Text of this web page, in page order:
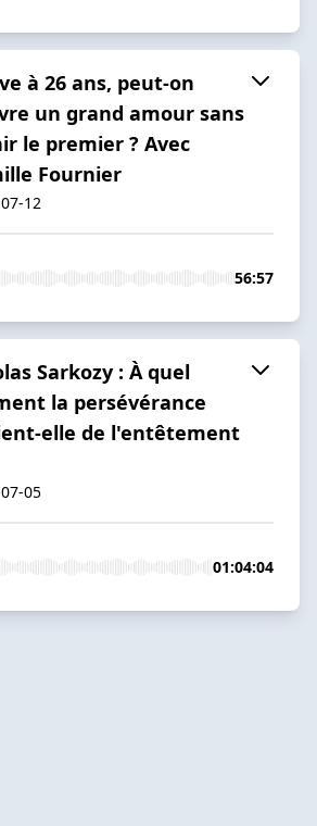
à 26 ans, peut-on
un grand amour sans
le premier ? Avec
Fournier
12
56:57
Sarkozy : À quel
la persévérance
elle de l'entêtement
05
01:04:04